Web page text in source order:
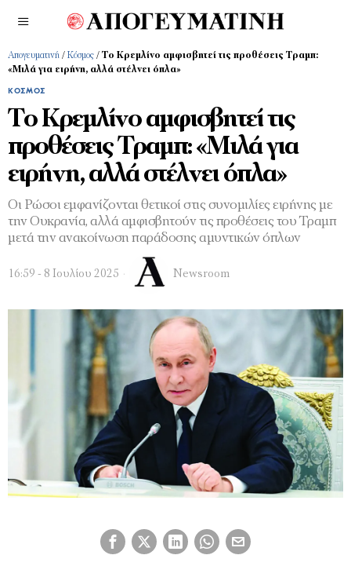
Απογευματινή / Κόσμος / Το Κρεμλίνο αμφισβητεί τις προθέσεις Τραμπ:
«Μιλά για ειρήνη, αλλά στέλνει όπλα»
ΚΌΣΜΟΣ
Το Κρεμλίνο αμφισβητεί τις
προθέσεις Τραμπ: «Μιλά για
ειρήνη, αλλά στέλνει όπλα»
Οι Ρώσοι εμφανίζονται θετικοί στις συνομιλίες ειρήνης με
την Ουκρανία, αλλά αμφισβητούν τις προθέσεις του Τραμπ
μετά την ανακοίνωση παράδοσης αμυντικών όπλων
16:59 - 8 Ιουλίου 2025 Newsroom